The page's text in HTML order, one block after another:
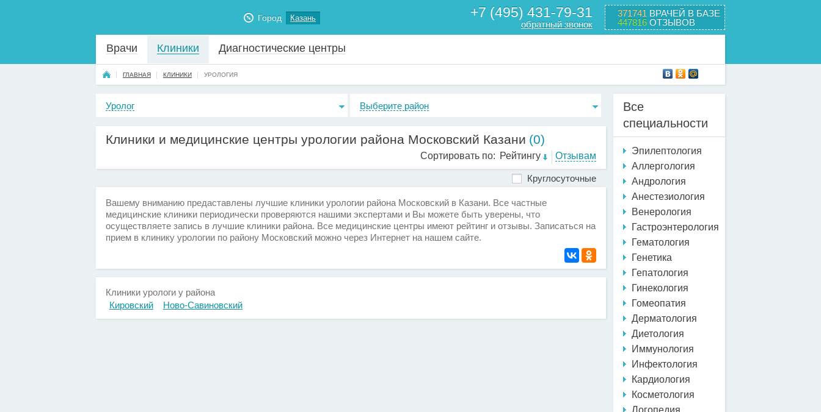
Город Казань +7 (495) 431-79-31
обратный звонок
371741 ВРАЧЕЙ В БАЗЕ
447816 ОТЗЫВОВ
Врачи Клиники Диагностические центры
ГЛАВНАЯ КЛИНИКИ УРОЛОГИЯ
Уролог Выберите район
Клиники и медицинские центры урологии района Московский Казани (0)
Сортировать по: Рейтингу Отзывам
Круглосуточные
Вашему вниманию предаставлены лучшие клиники урологии района Московский в Казани. Все частные
медицинские клиники периодически проверяются нашими экспертами и Вы можете быть уверены, что
осуществляете запись в лучшие клиники района. Все медицинские центры имеют рейтинг и отзывы. Записаться на
прием в клинику урологии по району Московский можно через Интернет на нашем сайте.
Клиники урологи у района
Кировский
Ново-Савиновский
Все
специальности
Эпилептология
Аллергология
Андрология
Анестезиология
Венерология
Гастроэнтерология
Гематология
Генетика
Гепатология
Гинекология
Гомеопатия
Дерматология
Диетология
Иммунология
Инфектология
Кардиология
Косметология
Логопедия